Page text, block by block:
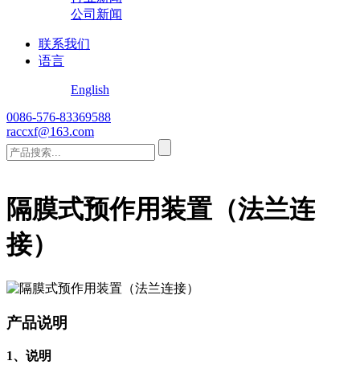
公司新闻
联系我们
语言
English
0086-576-83369588
raccxf@163.com
隔膜式预作用装置（法兰连
接）
产品说明
1、说明